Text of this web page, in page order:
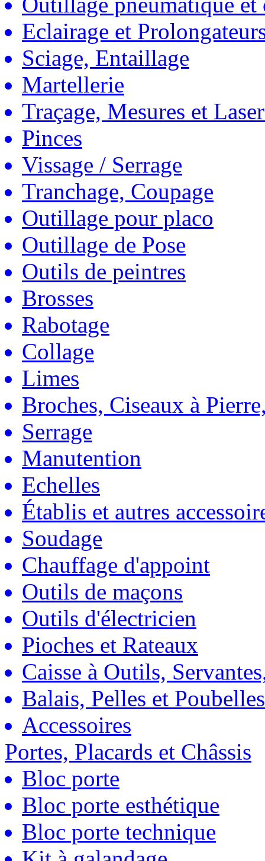
Eclairage et
Sciage, Entaillage
Martellerie
Traçage, Mesures et
Pinces
Vissage / Serrage
Tranchage, Coupage
Outillage pour placo
Outillage de Pose
Outils de peintres
Brosses
Rabotage
Collage
Limes
Broches, Ciseaux à
Serrage
Manutention
Echelles
Établis et autres
Soudage
Chauffage d'appoint
Outils de maçons
Outils d'électricien
Pioches et Rateaux
Caisse à Outils,
Balais, Pelles et Poubelles
Accessoires
Portes, Placards et Châssis
Bloc porte
Bloc porte esthétique
Bloc porte technique